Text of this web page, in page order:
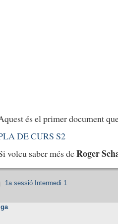
és el primer document
DE CURS S2
voleu saber més deRoger
1a sessió Intermedi 1